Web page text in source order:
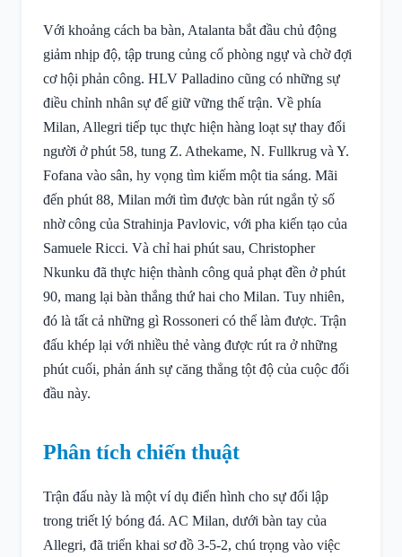
Với khoảng cách ba bàn, Atalanta bắt đầu chủ động
giảm nhịp độ, tập trung củng cố phòng ngự và chờ đợi
cơ hội phản công. HLV Palladino cũng có những sự
điều chỉnh nhân sự để giữ vững thế trận. Về phía
Milan, Allegri tiếp tục thực hiện hàng loạt sự thay đổi
người ở phút 58, tung Z. Athekame, N. Fullkrug và Y.
Fofana vào sân, hy vọng tìm kiếm một tia sáng. Mãi
đến phút 88, Milan mới tìm được bàn rút ngắn tỷ số
nhờ công của Strahinja Pavlovic, với pha kiến tạo của
Samuele Ricci. Và chỉ hai phút sau, Christopher
Nkunku đã thực hiện thành công quả phạt đền ở phút
90, mang lại bàn thắng thứ hai cho Milan. Tuy nhiên,
đó là tất cả những gì Rossoneri có thể làm được. Trận
đấu khép lại với nhiều thẻ vàng được rút ra ở những
phút cuối, phản ánh sự căng thẳng tột độ của cuộc đối
đầu này.
Phân tích chiến thuật
Trận đấu này là một ví dụ điển hình cho sự đối lập
trong triết lý bóng đá. AC Milan, dưới bàn tay của
Allegri, đã triển khai sơ đồ 3-5-2, chú trọng vào việc